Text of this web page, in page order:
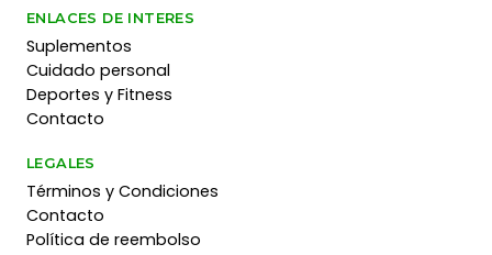
ENLACES DE INTERES
Suplementos
Cuidado personal
Deportes y Fitness
Contacto
LEGALES
Términos y Condiciones
Contacto
Política de reembolso